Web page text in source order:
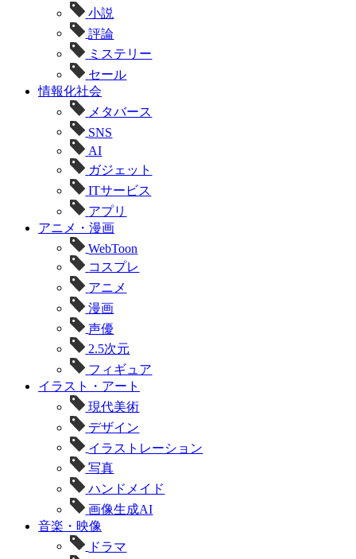
小説
評論
ミステリー
セール
情報化社会
メタバース
SNS
AI
ガジェット
ITサービス
アプリ
アニメ・漫画
WebToon
コスプレ
アニメ
漫画
声優
2.5次元
フィギュア
イラスト・アート
現代美術
デザイン
イラストレーション
写真
ハンドメイド
画像生成AI
音楽・映像
ドラマ